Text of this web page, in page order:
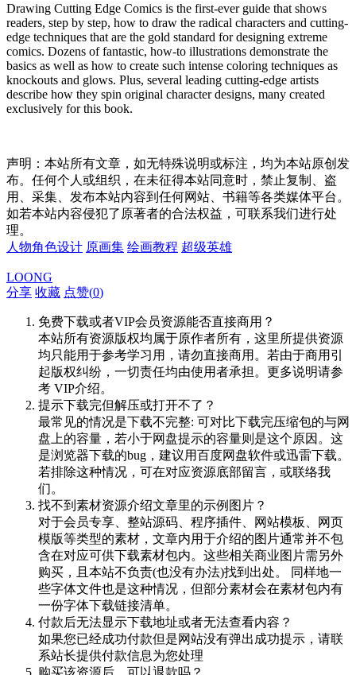
Drawing Cutting Edge Comics is the first-ever guide that shows
readers, step by step, how to draw the radical characters and cutting-
edge techniques that are the gold standard for designing extreme
comics. Dozens of fantastic, how-to illustrations demonstrate the
basics as well as how to create such intense coloring techniques as
knockouts and glows. Plus, several leading cutting-edge artists
describe how they spin original character designs, many created
exclusively for this book.
声明：本站所有文章，如无特殊说明或标注，均为本站原创发
布。任何个人或组织，在未征得本站同意时，禁止复制、盗
用、采集、发布本站内容到任何网站、书籍等各类媒体平台。
如若本站内容侵犯了原著者的合法权益，可联系我们进行处
理。
人物角色设计 原画集 绘画教程 超级英雄
LOONG
分享 收藏 点赞(0)
免费下载或者VIP会员资源能否直接商用？
本站所有资源版权均属于原作者所有，这里所提供资源
均只能用于参考学习用，请勿直接商用。若由于商用引
起版权纠纷，一切责任均由使用者承担。更多说明请参
考 VIP介绍。
提示下载完但解压或打开不了？
最常见的情况是下载不完整: 可对比下载完压缩包的与网
盘上的容量，若小于网盘提示的容量则是这个原因。这
是浏览器下载的bug，建议用百度网盘软件或迅雷下载。
若排除这种情况，可在对应资源底部留言，或联络我
们。
找不到素材资源介绍文章里的示例图片？
对于会员专享、整站源码、程序插件、网站模板、网页
模版等类型的素材，文章内用于介绍的图片通常并不包
含在对应可供下载素材包内。这些相关商业图片需另外
购买，且本站不负责(也没有办法)找到出处。 同样地一
些字体文件也是这种情况，但部分素材会在素材包内有
一份字体下载链接清单。
付款后无法显示下载地址或者无法查看内容？
如果您已经成功付款但是网站没有弹出成功提示，请联
系站长提供付款信息为您处理
购买该资源后，可以退款吗？